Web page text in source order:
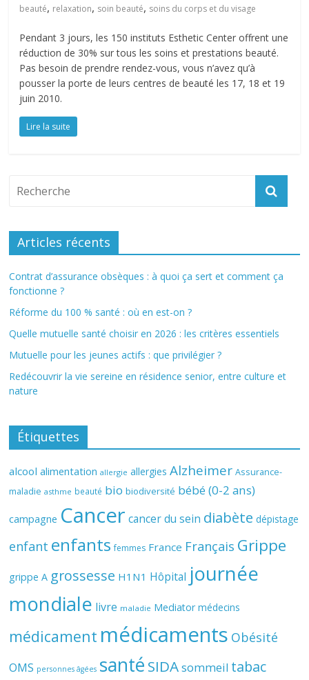
beauté, relaxation, soin beauté, soins du corps et du visage
Pendant 3 jours, les 150 instituts Esthetic Center offrent une
réduction de 30% sur tous les soins et prestations beauté.
Pas besoin de prendre rendez-vous, vous n’avez qu’à
pousser la porte de leurs centres de beauté les 17, 18 et 19
juin 2010.
Lire la suite
Articles récents
Contrat d’assurance obsèques : à quoi ça sert et comment ça
fonctionne ?
Réforme du 100 % santé : où en est-on ?
Quelle mutuelle santé choisir en 2026 : les critères essentiels
Mutuelle pour les jeunes actifs : que privilégier ?
Redécouvrir la vie sereine en résidence senior, entre culture et
nature
Étiquettes
alcool alimentation allergie allergies Alzheimer Assurance-
maladie asthme beauté bio biodiversité bébé (0-2 ans)
campagne Cancer cancer du sein diabète dépistage
enfant enfants femmes France Français Grippe
grippe A grossesse H1N1 Hôpital journée
mondiale livre maladie Mediator médecins
médicament médicaments Obésité
OMS personnes âgées santé SIDAsommeil tabac